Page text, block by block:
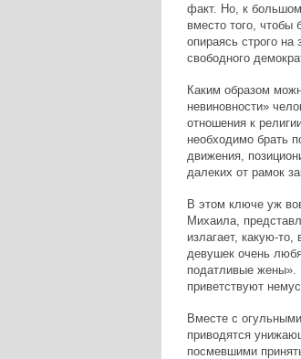
факт. Но, к
вместо того, чтобы
опираясь строго
свободного
Каким образом
невиновности»
отношения к
необходимо брать
движения,
далеких от рамок
В этом ключе уж
Михаила,
излагает, какую-
девушек очень
податливые жены».
приветствуют
Вместе с
приводятся
посмевшими